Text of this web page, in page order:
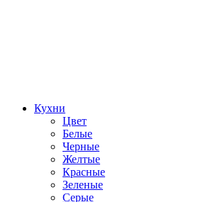
Кухни
Цвет
Белые
Черные
Желтые
Красные
Зеленые
Серые